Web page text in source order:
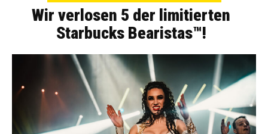
Wir verlosen 5 der limitierten
Starbucks Bearistas™!